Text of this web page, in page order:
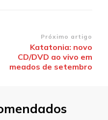
Próximo artigo
Katatonia: novo
CD/DVD ao vivo em
meados de setembro